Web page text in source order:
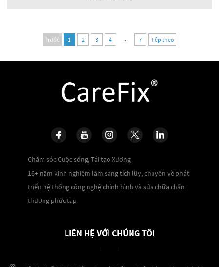
Trước 1 2 3 4 ... 7 Tiếp theo
Chăm sóc Cuộc sống, Tái tạo Xương
16+ năm kinh nghiệm lâm sàng tích lũy, chuyên về phát
triển hệ thống công nghệ chỉnh hình và sửa chữa chấn
thương phức tạp
LIÊN HỆ VỚI CHÚNG TÔI